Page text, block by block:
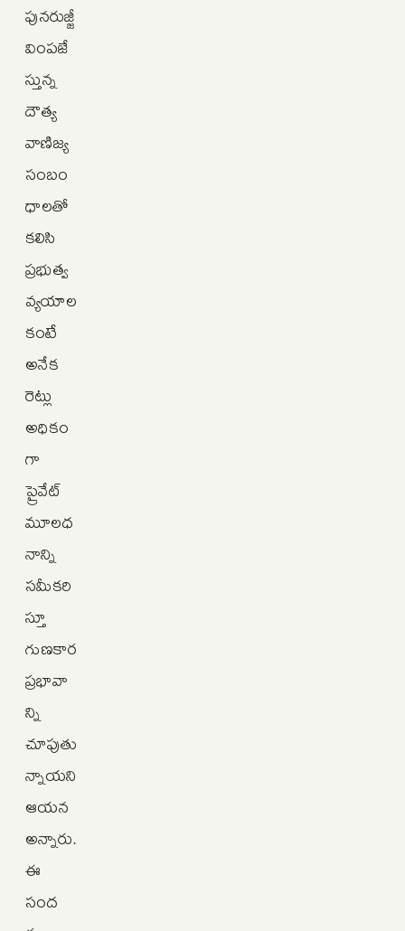
పునరుజ్జీ
వింపజే
స్తున్న
దౌత్య
వాణిజ్య
సంబం
ధాలతో
కలిసి
ప్రభుత్వ
వ్యయాల
కంటే
అనేక
రెట్లు
అధికం
గా
ప్రైవేట్‌
మూలధ
నాన్ని
సమీకరి
స్తూ
గుణకార
ప్రభావా
న్ని
చూపుతు
న్నాయని
ఆయన
అన్నారు.
ఈ
సంద